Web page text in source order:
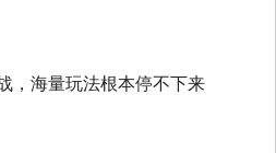
，海量玩法根本停不下来